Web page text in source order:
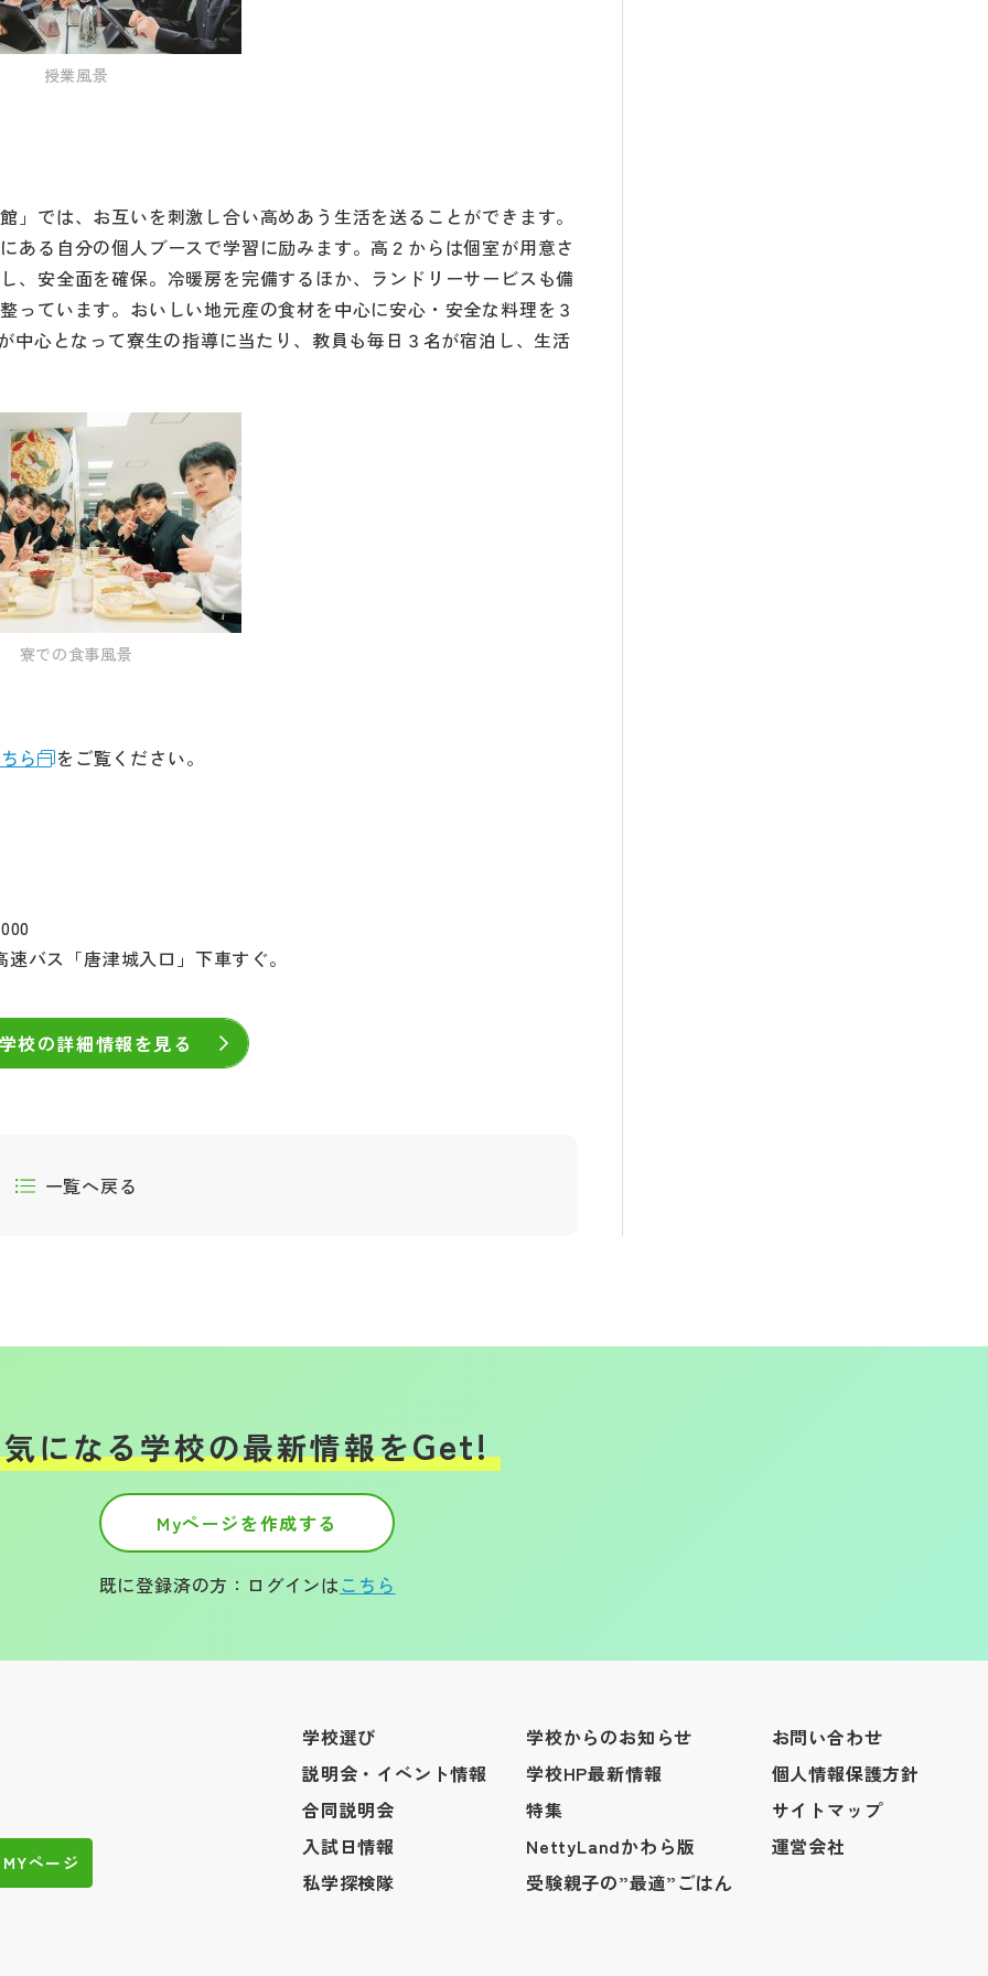
授業風景
では、お互いを刺激し合い高めあう生活を送ることができます。
ある自分の個人ブースで学習に励みます。高２からは個室が用意さ
、安全面を確保。冷暖房を完備するほか、ランドリーサービスも備
っています。おいしい地元産の食材を中心に安心・安全な料理を３
中心となって寮生の指導に当たり、教員も毎日３名が宿泊し、生活
寮での食事風景
ら をご覧ください。
バス「唐津城入口」下車すぐ。
校の詳細情報を見る
一覧へ戻る
気になる学校の最新情報をGet!
Myページを作成する
既に登録済の方：ログインはこちら
MYページ
学校選び
説明会・イベント情報
合同説明会
入試日情報
私学探検隊
学校からのお知らせ
学校HP最新情報
特集
NettyLandかわら版
受験親子の”最適”ごはん
お問い合わせ
個人情報保護方針
サイトマップ
運営会社